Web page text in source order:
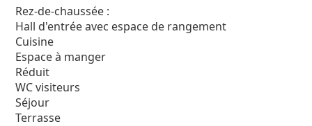
Rez-de-chaussée :
Hall d'entrée avec espace de rangement
Cuisine
Espace à manger
Réduit
WC visiteurs
Séjour
Terrasse